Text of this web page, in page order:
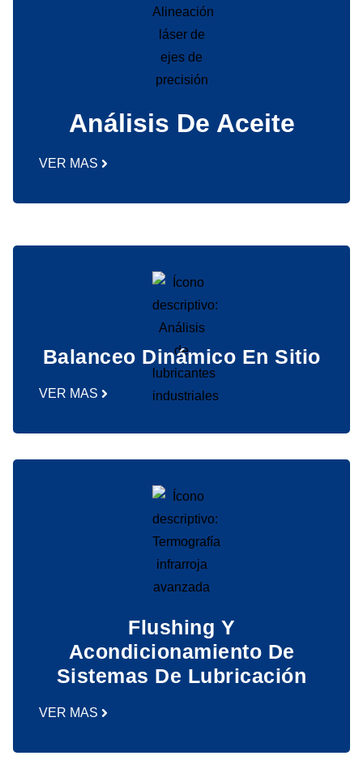
Análisis De Aceite
VER MAS
Balanceo Dinámico En Sitio
VER MAS
Flushing Y
Acondicionamiento De
Sistemas De Lubricación
VER MAS